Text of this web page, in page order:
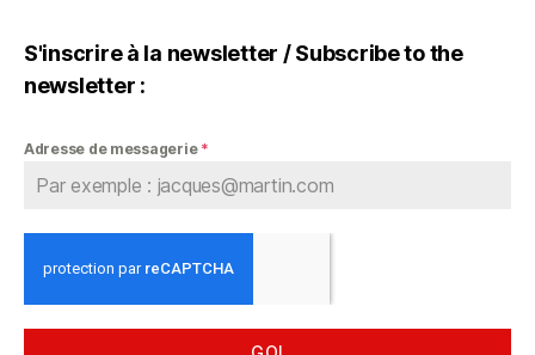
S'inscrire à la newsletter / Subscribe to the
newsletter :
Adresse de messagerie *